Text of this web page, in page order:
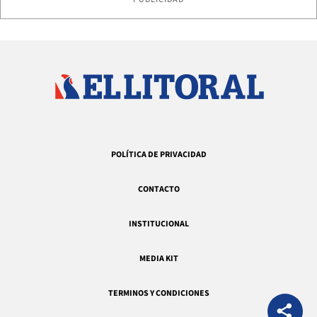
POLÍTICA DE PRIVACIDAD
CONTACTO
INSTITUCIONAL
MEDIA KIT
TERMINOS Y CONDICIONES